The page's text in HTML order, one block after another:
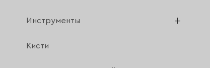
Инструменты
Кисти